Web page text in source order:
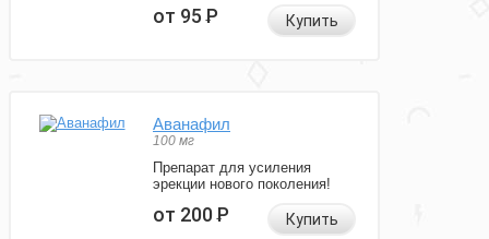
от 95Р Купить
Аванафил
100 мг
Препарат для усиления
эрекции нового поколения!
от 200Р Купить